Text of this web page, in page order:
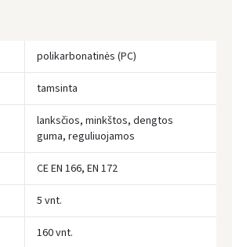
polikarbonatinės (PC)
tamsinta
lanksčios, minkštos, dengtos
guma, reguliuojamos
CE EN 166, EN 172
5 vnt.
160 vnt.